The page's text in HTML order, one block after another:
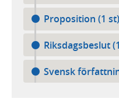
Proposition (1 st)
Riksdagsbeslut
Svensk